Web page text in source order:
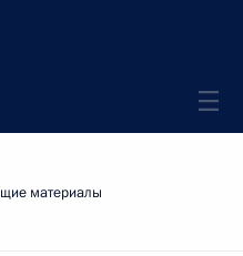
материалы